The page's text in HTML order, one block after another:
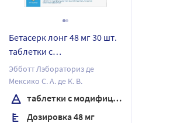
Бетасерк лонг 48 мг 30 шт.
таблетки с
модифицированным
высвобождением,
покрытые пленочной
оболочкой
Эбботт Лэбораториз де
Мексико С. А. де К. В.
таблетки с модифицированным высвобождением, покрытые пленочной оболочкой
Дозировка 48 мг